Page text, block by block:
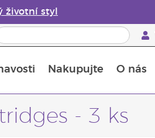
životní styl
Nakupujte O nás
- 3 ks